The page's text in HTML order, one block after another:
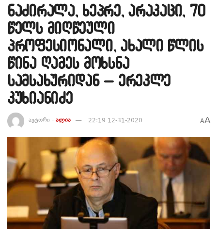
ნაძირალა, ხეპრე, არაკაცი, 70
წელს მიღწეული
პროფესიონალი, ახალი წლის
წინა ღამეს მოხსნა
სამსახურიდან – ერეკლე
კუხიანიძე
ავტორი - ალია 22:19 12-31-2020 AA